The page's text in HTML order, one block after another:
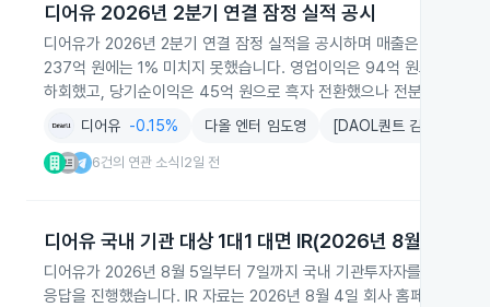
디어유 2026년 2분기 연결 잠정 실적 공시
디어유가 2026년 2분기 연결 잠정 실적을 공시하며 매출은 234억
237억 원에는 1% 미치지 못했습니다. 영업이익은 94억 원으로 전
하회했고, 당기순이익은 45억 원으로 흑자 전환했으나 전분기 대비
디어유 -0.15% 다올 엔터 임도영 [DAOL퀀트 김경훈] 바텀
6건의 연관 소식 2일 전
디어유 국내 기관 대상 1대1 대면 IR(2026년 8월)
디어유가 2026년 8월 5일부터 7일까지 국내 기관투자자를 대상으
응답을 진행했습니다. IR 자료는 2026년 8월 4일 회사 홈페이지와